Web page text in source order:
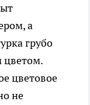
а
грубо
цветом.
цветовое
не